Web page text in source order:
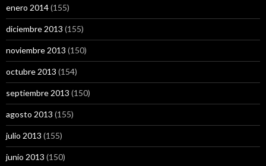
enero 2014(155)
diciembre 2013 (155)
noviembre 2013 (150)
octubre 2013 (154)
septiembre 2013 (150)
agosto 2013 (155)
julio 2013 (155)
junio 2013 (150)